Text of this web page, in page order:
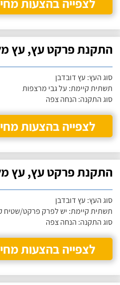
התקנת פרקט עץ, עץ
סוג העץ: עץ דובדבן
תשתית קיימת: על גבי מרצפות
סוג התקנה: הנחה צפה
לצפייה בהצעות
התקנת פרקט עץ, עץ
סוג העץ: עץ דובדבן
תשתית קיימת: יש לפרק פרקט/שטיח
סוג התקנה: הנחה צפה
לצפייה בהצעות